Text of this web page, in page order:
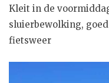
Kleit in de
sluierbewolking,
fietsweer